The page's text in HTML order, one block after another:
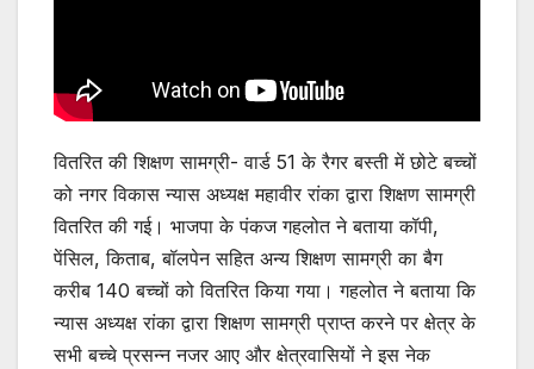
वितरित की शिक्षण सामग्री- वार्ड 51 के रैगर बस्ती में छोटे बच्चों
को नगर विकास न्यास अध्यक्ष महावीर रांका द्वारा शिक्षण सामग्री
वितरित की गई। भाजपा के पंकज गहलोत ने बताया कॉपी,
पेंसिल, किताब, बॉलपेन सहित अन्य शिक्षण सामग्री का बैग
करीब 140 बच्चों को वितरित किया गया। गहलोत ने बताया कि
न्यास अध्यक्ष रांका द्वारा शिक्षण सामग्री प्राप्त करने पर क्षेत्र के
सभी बच्चे प्रसन्न नजर आए और क्षेत्रवासियों ने इस नेक